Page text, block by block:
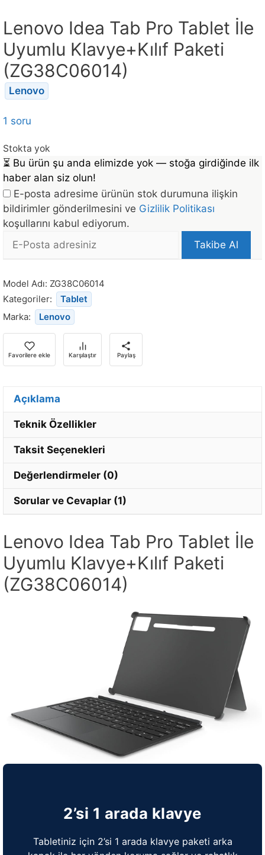
Lenovo Idea Tab Pro Tablet İle
Uyumlu Klavye+Kılıf Paketi
(ZG38C06014)
Lenovo
1 soru
Stokta yok
⏳ Bu ürün şu anda elimizde yok — stoğa girdiğinde ilk
haber alan siz olun!
E-posta adresime ürünün stok durumuna ilişkin
bildirimler gönderilmesini ve Gizlilik Politikası
koşullarını kabul ediyorum.
posta
Takibe Al
ürün
stoğa
döndüğünde
bildirim
almak
için
e-
adresinizi
girin.
Model Adı: ZG38C06014
Kategoriler:
Tablet
Marka:
Lenovo
Favorilere ekle Karşılaştır Paylaş
Açıklama
Teknik Özellikler
Taksit Seçenekleri
Değerlendirmeler (0)
Sorular ve Cevaplar (1)
Lenovo Idea Tab Pro Tablet İle
Uyumlu Klavye+Kılıf Paketi
(ZG38C06014)
2’si 1 arada klavye
Tabletiniz için 2’si 1 arada klavye paketi arka